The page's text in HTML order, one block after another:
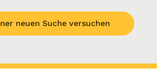
neuen Suche versuchen